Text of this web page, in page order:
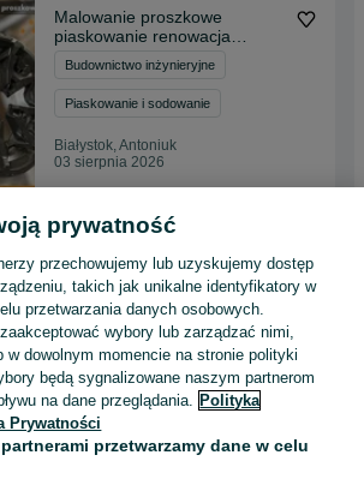
Malowanie proszkowe
piaskowanie renowacja
Budownictwo inżynieryjne
Piaskowanie i sodowanie
Białystok, Antoniuk
03 sierpnia 2026
Pellet drzewny certyfikowany
ENplus A1 Producent
2 149 zł
Maków Mazowiecki
03 sierpnia 2026
Pellet drzewny certyfikowany
ENplus A1 Producent
prywatność
przechowujemy lub uzyskujemy dostęp
takich jak unikalne identyfikatory w
przetwarzania danych osobowych.
wybory lub zarządzać nimi,
w dowolnym momencie na stronie polityki
będą sygnalizowane naszym partnerom
na dane przeglądania. Polityka
Prywatności
przetwarzamy dane w celu